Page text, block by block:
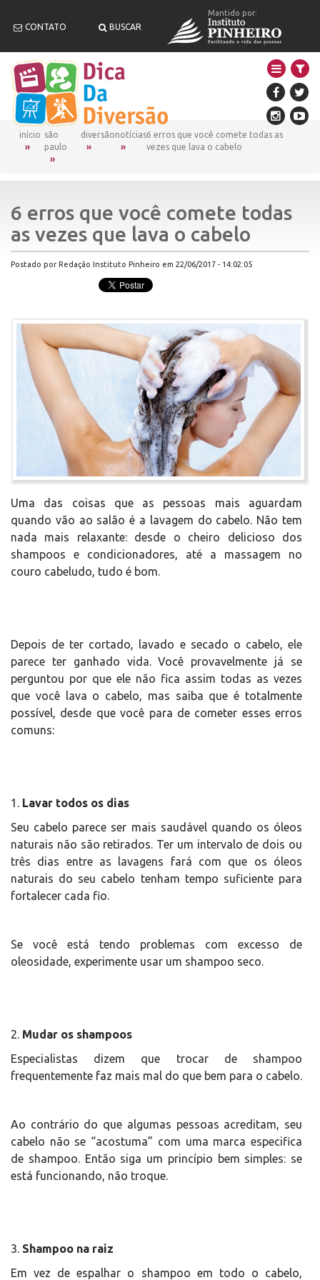
CONTATO BUSCAR
Mantido por:
início são
paulo
diversãonotícias6 erros que você comete todas as
vezes que lava o cabelo
6 erros que você comete todas
as vezes que lava o cabelo
Postado por Redação Instituto Pinheiro em 22/06/2017 - 14:02:05
Uma das coisas que as pessoas mais aguardam
quando vão ao salão é a lavagem do cabelo. Não tem
nada mais relaxante: desde o cheiro delicioso dos
shampoos e condicionadores, até a massagem no
couro cabeludo, tudo é bom.
Depois de ter cortado, lavado e secado o cabelo, ele
parece ter ganhado vida. Você provavelmente já se
perguntou por que ele não fica assim todas as vezes
que você lava o cabelo, mas saiba que é totalmente
possível, desde que você para de cometer esses erros
comuns:
1. Lavar todos os dias
Seu cabelo parece ser mais saudável quando os óleos
naturais não são retirados. Ter um intervalo de dois ou
três dias entre as lavagens fará com que os óleos
naturais do seu cabelo tenham tempo suficiente para
fortalecer cada fio.
Se você está tendo problemas com excesso de
oleosidade, experimente usar um shampoo seco.
2. Mudar os shampoos
Especialistas dizem que trocar de shampoo
frequentemente faz mais mal do que bem para o cabelo.
Ao contrário do que algumas pessoas acreditam, seu
cabelo não se “acostuma” com uma marca especifica
de shampoo. Então siga um princípio bem simples: se
está funcionando, não troque.
3. Shampoo na raiz
Em vez de espalhar o shampoo em todo o cabelo,